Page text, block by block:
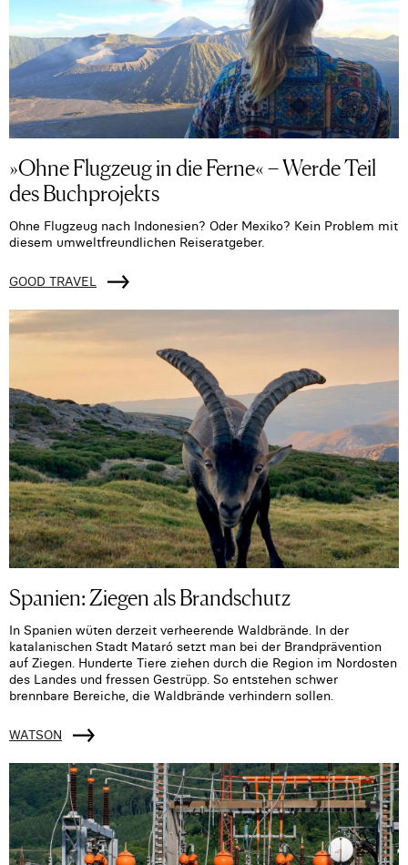
»Ohne Flugzeug in die Ferne« – Werde Teil
des Buchprojekts
Ohne Flugzeug nach Indonesien? Oder Mexiko? Kein Problem mit
diesem umweltfreundlichen Reiseratgeber.
GOOD TRAVEL
Spanien: Ziegen als Brandschutz
In Spanien wüten derzeit verheerende Waldbrände. In der
katalanischen Stadt Mataró setzt man bei der Brandprävention
auf Ziegen. Hunderte Tiere ziehen durch die Region im Nordosten
des Landes und fressen Gestrüpp. So entstehen schwer
brennbare Bereiche, die Waldbrände verhindern sollen.
WATSON